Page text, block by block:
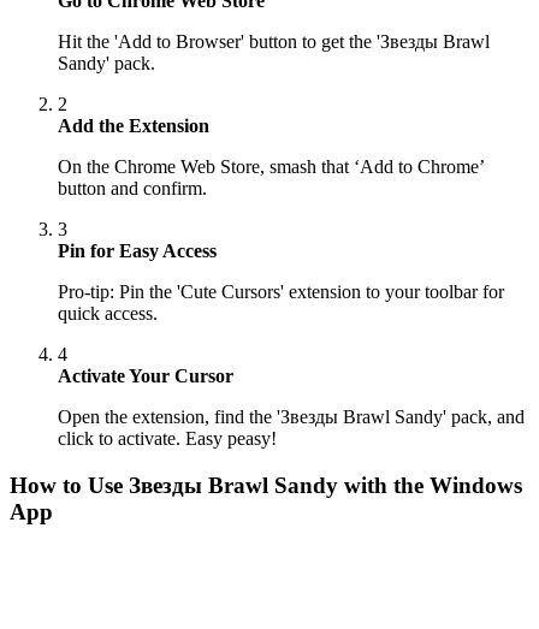
Hit the 'Add to Browser' button to get the 'Звезды Brawl
Sandy' pack.
2
Add the Extension
On the Chrome Web Store, smash that ‘Add to Chrome’
button and confirm.
3
Pin for Easy Access
Pro-tip: Pin the 'Cute Cursors' extension to your toolbar for
quick access.
4
Activate Your Cursor
Open the extension, find the 'Звезды Brawl Sandy' pack, and
click to activate. Easy peasy!
How to Use Звезды Brawl Sandy with the Windows
App